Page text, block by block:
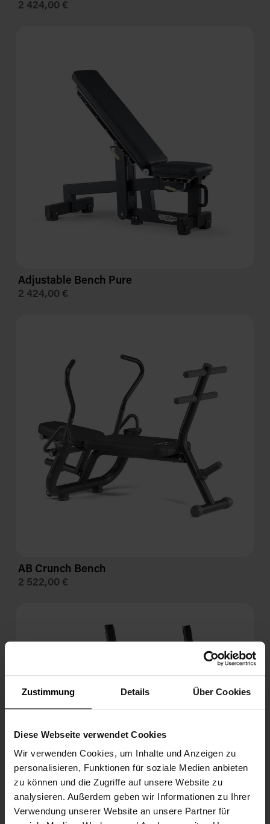
Zustimmung Details Über Cookies
Diese Webseite verwendet Cookies
Wir verwenden Cookies, um Inhalte und Anzeigen zu
personalisieren, Funktionen für soziale Medien anbieten
zu können und die Zugriffe auf unsere Website zu
analysieren. Außerdem geben wir Informationen zu Ihrer
Verwendung unserer Website an unsere Partner für
2 424,00 €
Adjustable Bench Pure
2 424,00 €
AB Crunch Bench
2 522,00 €